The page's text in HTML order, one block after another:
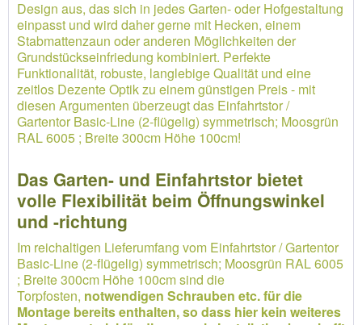
Design aus, das sich in jedes Garten- oder Hofgestaltung
einpasst und wird daher gerne mit Hecken, einem
Stabmattenzaun oder anderen Möglichkeiten der
Grundstückseinfriedung kombiniert. Perfekte
Funktionalität, robuste, langlebige Qualität und eine
zeitlos Dezente Optik zu einem günstigen Preis - mit
diesen Argumenten überzeugt das Einfahrtstor /
Gartentor Basic-Line (2-flügelig) symmetrisch; Moosgrün
RAL 6005 ; Breite 300cm Höhe 100cm!
Das Garten- und Einfahrtstor bietet
volle Flexibilität beim Öffnungswinkel
und -richtung
Im reichaltigen Lieferumfang vom Einfahrtstor / Gartentor
Basic-Line (2-flügelig) symmetrisch; Moosgrün RAL 6005
; Breite 300cm Höhe 100cm sind die
Torpfosten, notwendigen Schrauben etc. für die
Montage bereits enthalten, so dass hier kein weiteres